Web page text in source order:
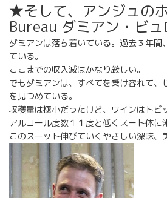
★そして、アンジュの
Bureau ダミアン・ビュ
ダミアンは落ち着いている。過去３年間
ている。
ここまでの収入減はかなり厳しい。
でもダミアンは、すべてを受け容れて、
を見つめている。
収穫量は極小だったけど、ワインはトビ
アルコール度数１１度と低くスート体に
このスーット伸びていくやさしい深味、